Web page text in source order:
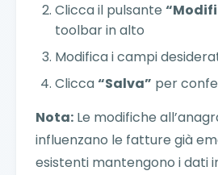
Clicca il pulsante
toolbar in alto
Modifica i campi
Clicca“Salva” per
Nota: Le modifiche
influenzano le fatture già
esistenti mantengono i dati